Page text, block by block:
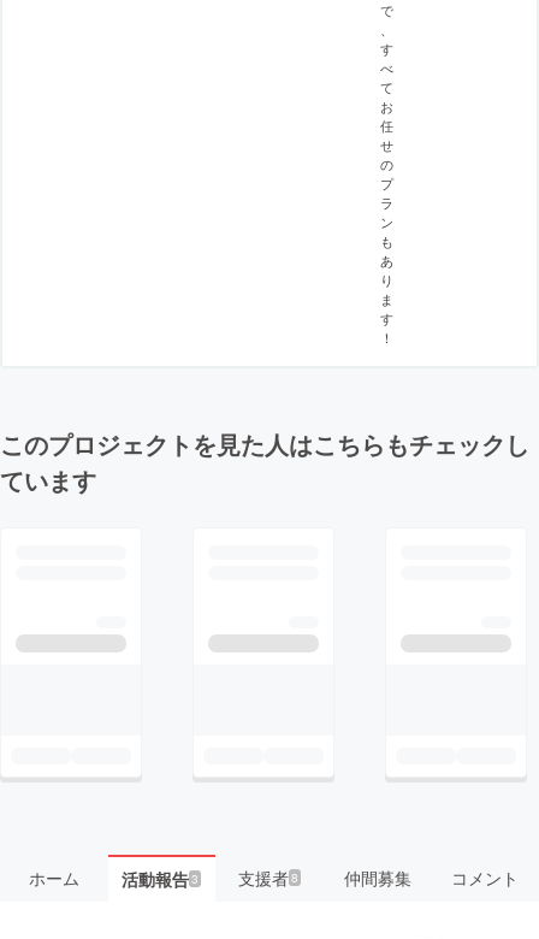
で
、
す
べ
て
お
任
せ
の
プ
ラ
ン
も
あ
り
ま
す
！
このプロジェクトを見た人はこちらもチェックし
ています
ホーム 活動報告3 支援者8 仲間募集 コメント